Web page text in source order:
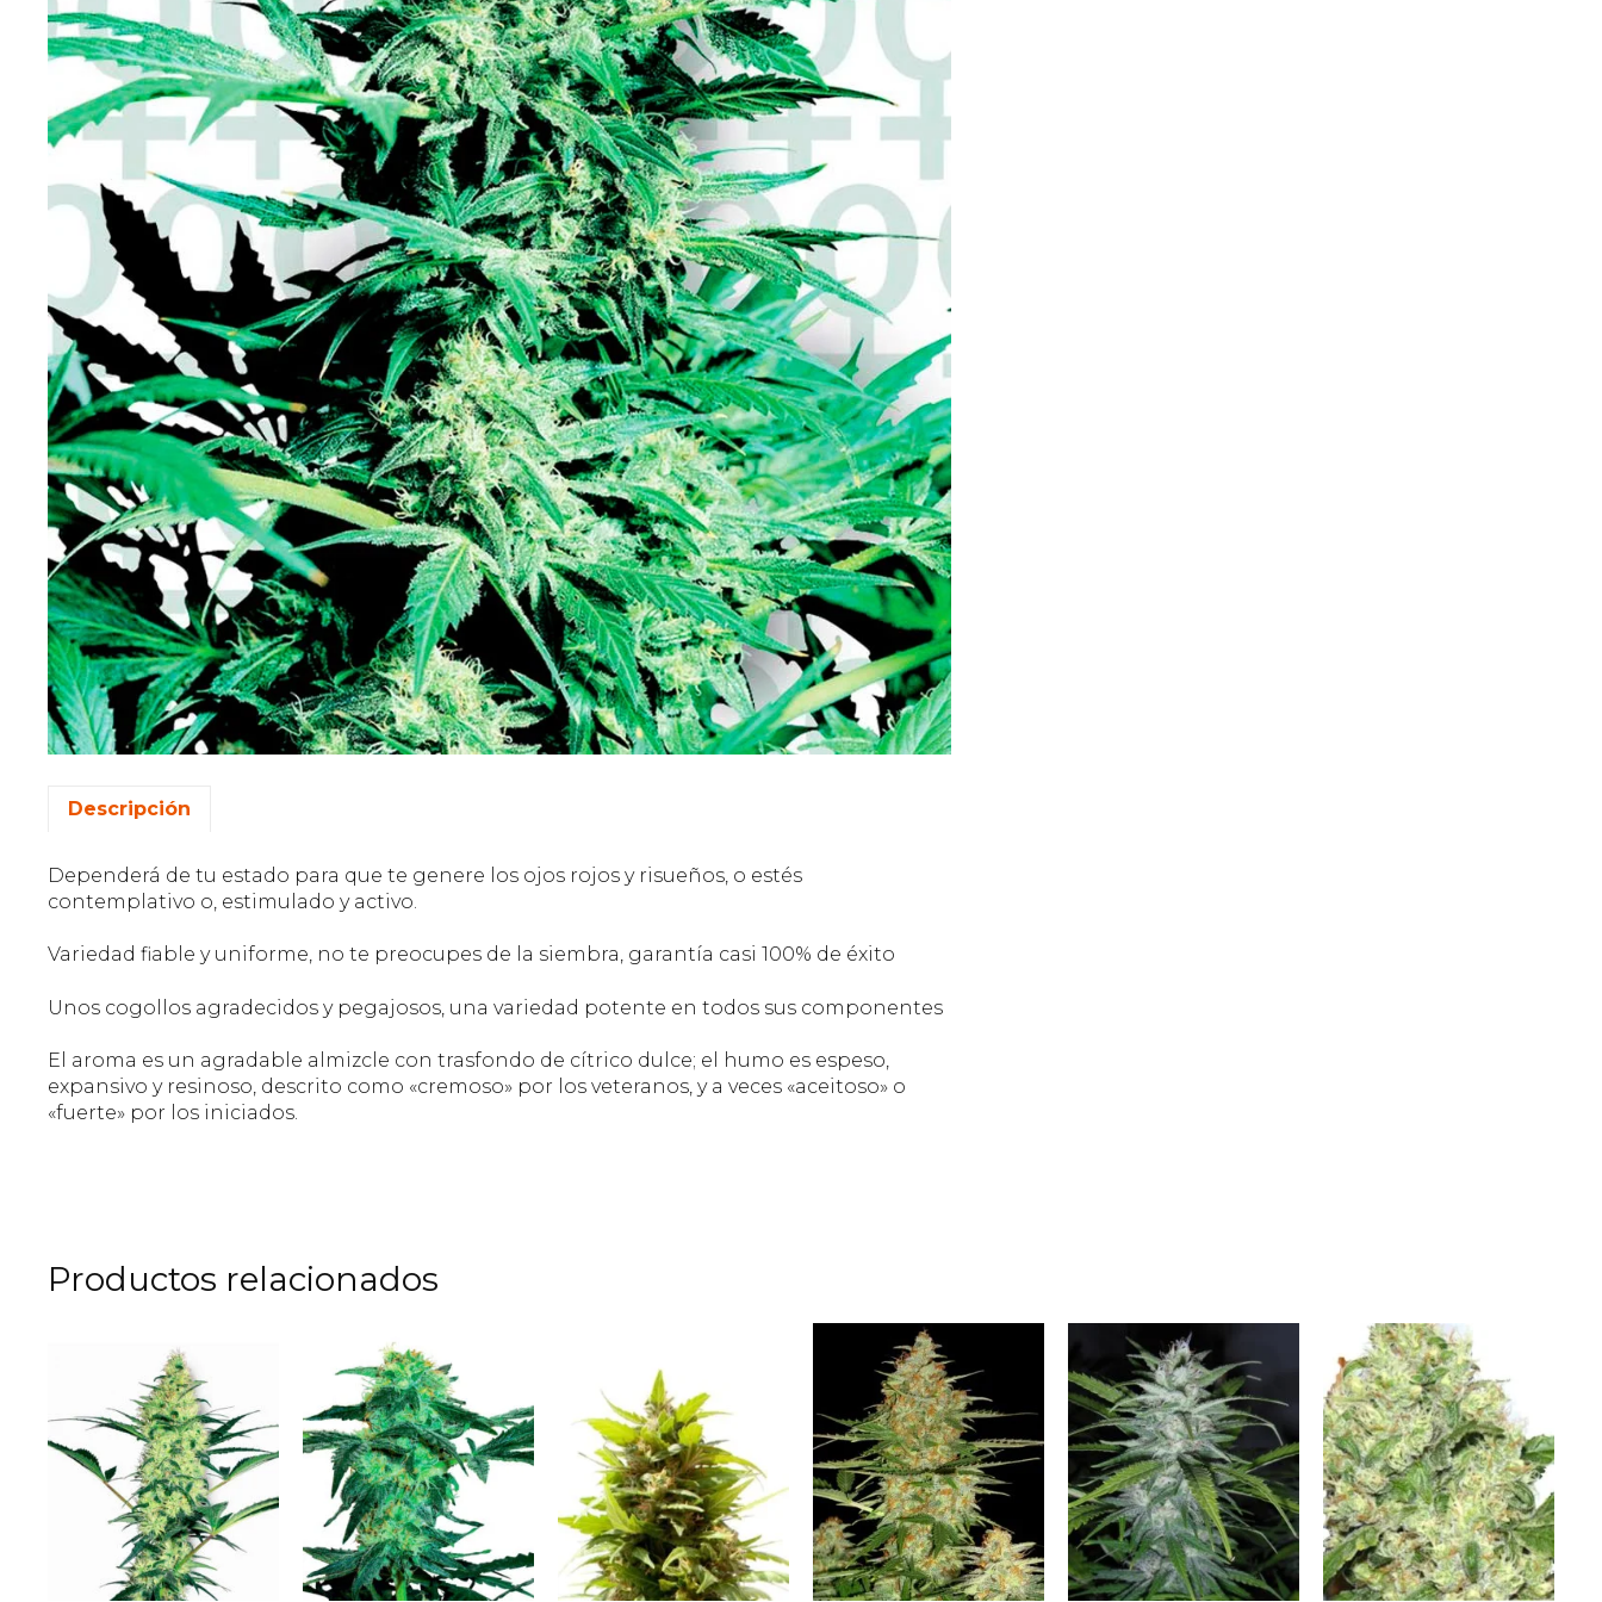
Descripción
Dependerá de tu estado para que te genere los ojos rojos y risueños, o estés
contemplativo o, estimulado y activo.
Variedad fiable y uniforme, no te preocupes de la siembra, garantía casi 100% de éxito
Unos cogollos agradecidos y pegajosos, una variedad potente en todos sus componentes
El aroma es un agradable almizcle con trasfondo de cítrico dulce; el humo es espeso,
expansivo y resinoso, descrito como «cremoso» por los veteranos, y a veces «aceitoso» o
«fuerte» por los iniciados.
Productos relacionados